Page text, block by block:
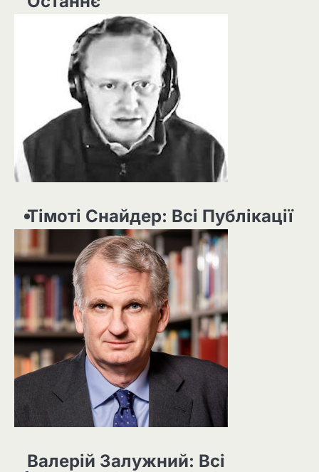
Тімоті Снайдер: Всі Публікації
Валерій Залужний: Всі